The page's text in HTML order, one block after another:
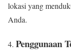
lokasi yang
Anda.
Penggunaan